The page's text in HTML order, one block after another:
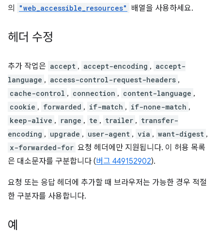
의
"web_accessible_resources" 배열을 사용하세요.
헤더 수정
추가 작업은 accept , accept-encoding , accept-
language , access-control-request-headers ,
cache-control , connection , content-language ,
cookie , forwarded , if-match , if-none-match ,
keep-alive , range , te , trailer , transfer-
encoding , upgrade , user-agent , via , want-digest ,
x-forwarded-for 요청 헤더에만 지원됩니다. 이 허용 목록
은 대소문자를 구분합니다 (버그 449152902).
요청 또는 응답 헤더에 추가할 때 브라우저는 가능한 경우 적절
한 구분자를 사용합니다.
예